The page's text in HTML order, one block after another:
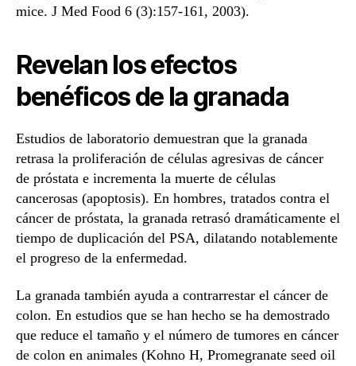
mice. J Med Food 6 (3):157-161, 2003).
Revelan los efectos
benéficos de la granada
Estudios de laboratorio demuestran que la granada
retrasa la proliferación de células agresivas de cáncer
de próstata e incrementa la muerte de células
cancerosas (apoptosis). En hombres, tratados contra el
cáncer de próstata, la granada retrasó dramáticamente el
tiempo de duplicación del PSA, dilatando notablemente
el progreso de la enfermedad.
La granada también ayuda a contrarrestar el cáncer de
colon. En estudios que se han hecho se ha demostrado
que reduce el tamaño y el número de tumores en cáncer
de colon en animales (Kohno H, Promegranate seed oil